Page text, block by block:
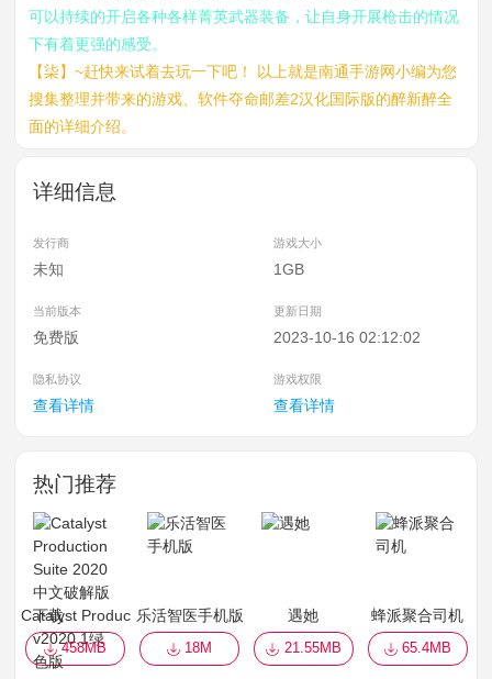
可以持续的开启各种各样菁英武器装备，让自身开展枪击的情况
下有着更强的感受。
【柒】~赶快来试着去玩一下吧！ 以上就是南通手游网小编为您
搜集整理并带来的游戏、软件夺命邮差2汉化国际版的醉新醉全
面的详细介绍。
详细信息
发行商 游戏大小
未知 1GB
当前版本 更新日期
免费版 2023-10-16 02:12:02
隐私协议 游戏权限
查看详情 查看详情
热门推荐
Catalyst Production Suite 2020中文破解版下载 v2020.1绿色版
458MB
乐活智医手机版
18M
遇她
21.55MB
蜂派聚合司机
65.4MB